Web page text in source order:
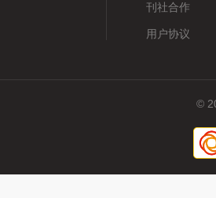
刊社合作
用户协议
©